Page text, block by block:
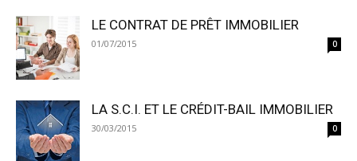
LE CONTRAT DE PRÊT IMMOBILIER
01/07/2015 0
LA S.C.I. ET LE CRÉDIT-BAIL IMMOBILIER
30/03/2015 0